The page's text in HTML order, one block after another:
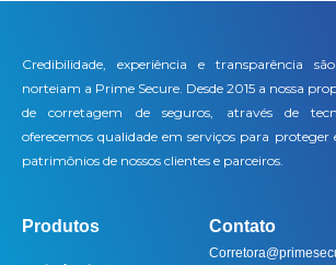
Credibilidade, experiência e transparência
norteiam a Prime Secure. Desde 2015 a nossa
de corretagem de seguros, através de
oferecemos qualidade em serviços para proteger
patrimônios de nossos clientes e parceiros.
Produtos Contato